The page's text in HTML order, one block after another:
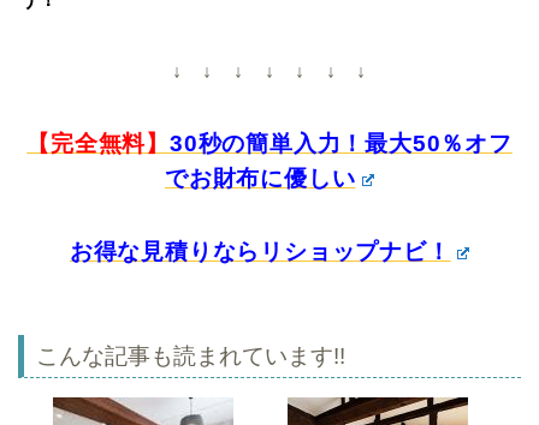
↓ ↓ ↓ ↓ ↓ ↓ ↓
【完全無料】 30秒の簡単入力！最大50％オフ
でお財布に優しい
お得な見積りならリショップナビ！
こんな記事も読まれています!!